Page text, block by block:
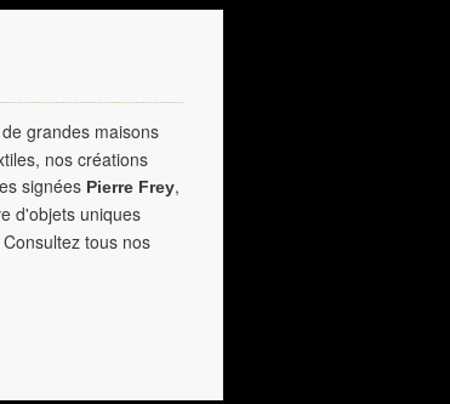
grandes maisons
nos créations
signées Pierre Frey,
d'objets uniques
tous nos